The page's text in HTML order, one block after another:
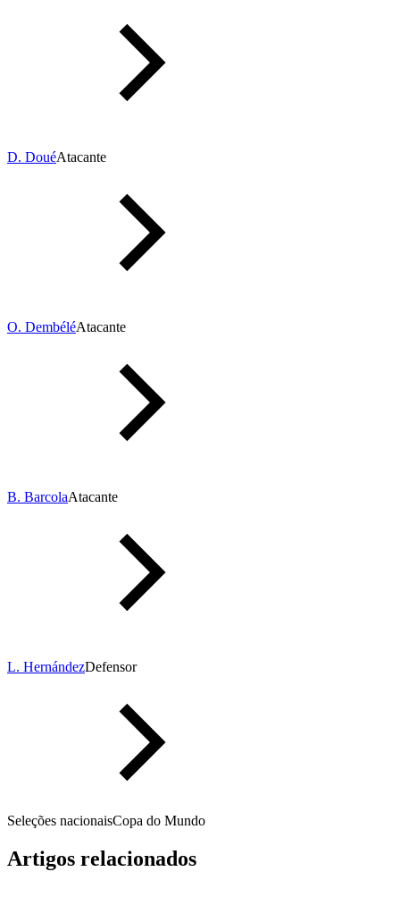
D. DouéAtacante
O. DembéléAtacante
B. BarcolaAtacante
L. HernándezDefensor
Seleções nacionaisCopa do Mundo
Artigos relacionados